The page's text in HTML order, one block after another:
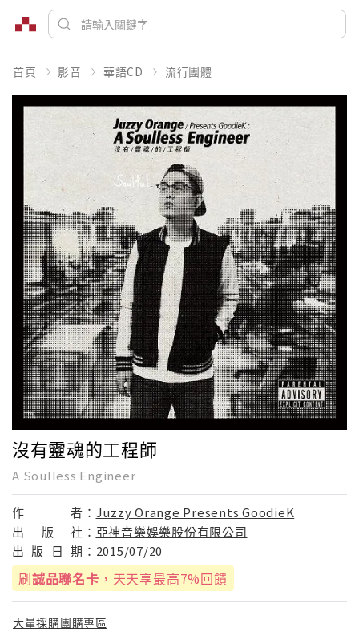
首頁 影音 華語CD 流行團體
沒有靈魂的工程師
A Soulless Engineer
作 者： Juzzy Orange Presents GoodieK
出
版 社： 亞神音樂娛樂股份有限公司
出 版 日 期： 2015/07/20
刷誠品聯名卡 ，天天享最高7%回饋
大量採購團購專區